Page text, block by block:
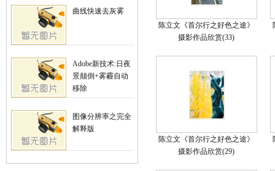
曲线快速去灰雾
Adobe新技术:日夜
景颠倒+雾霾自动
移除
图像分辨率之完全
解释版
陈立文《首尔行之好色之途》
摄影作品欣赏(33)
陈立文《首尔行之好色之途》
摄影作品欣赏(29)